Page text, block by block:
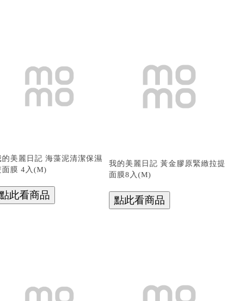
的美麗日記 海藻泥清潔保濕
面膜 4入(M)
我的美麗日記 黃金膠原緊緻拉提
面膜8入(M)